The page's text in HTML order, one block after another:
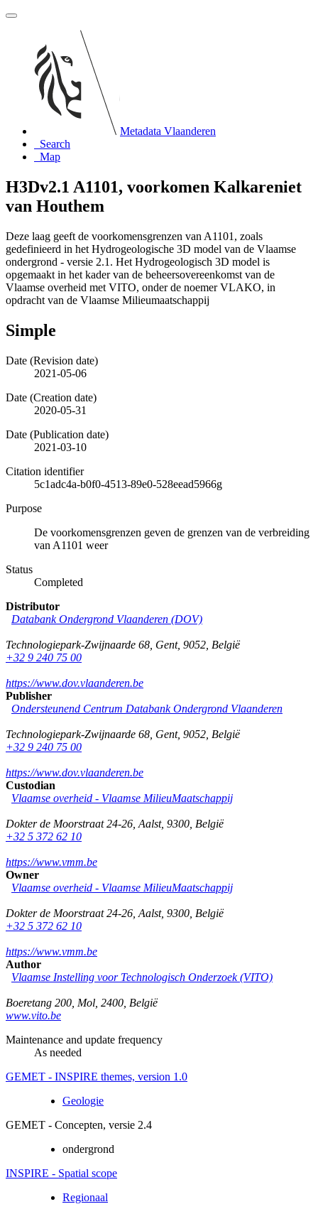
Metadata Vlaanderen
Search
Map
H3Dv2.1 A1101, voorkomen Kalkareniet
van Houthem
Deze laag geeft de voorkomensgrenzen van A1101, zoals
gedefinieerd in het Hydrogeologische 3D model van de Vlaamse
ondergrond - versie 2.1. Het Hydrogeologisch 3D model is
opgemaakt in het kader van de beheersovereenkomst van de
Vlaamse overheid met VITO, onder de noemer VLAKO, in
opdracht van de Vlaamse Milieumaatschappij
Simple
Date (Revision date)
2021-05-06
Date (Creation date)
2020-05-31
Date (Publication date)
2021-03-10
Citation identifier
5c1adc4a-b0f0-4513-89e0-528eead5966g
Purpose
De voorkomensgrenzen geven de grenzen van de verbreiding
van A1101 weer
Status
Completed
Distributor
Databank Ondergrond Vlaanderen (DOV)
Technologiepark-Zwijnaarde 68 Gent, 9052 België
+32 9 240 75 00
https://www.dov.vlaanderen.be
Publisher
Ondersteunend Centrum Databank Ondergrond Vlaanderen
Technologiepark-Zwijnaarde 68 Gent, 9052 België
+32 9 240 75 00
https://www.dov.vlaanderen.be
Custodian
Vlaamse overheid - Vlaamse MilieuMaatschappij
Dokter de Moorstraat 24-26 Aalst, 9300 België
+32 5 372 62 10
https://www.vmm.be
Owner
Vlaamse overheid - Vlaamse MilieuMaatschappij
Dokter de Moorstraat 24-26 Aalst, 9300 België
+32 5 372 62 10
https://www.vmm.be
Author
Vlaamse Instelling voor Technologisch Onderzoek (VITO)
Boeretang 200 Mol 2400 België
www.vito.be
Maintenance and update frequency
As needed
GEMET - INSPIRE themes, version 1.0
Geologie
GEMET - Concepten, versie 2.4
ondergrond
INSPIRE - Spatial scope
Regionaal